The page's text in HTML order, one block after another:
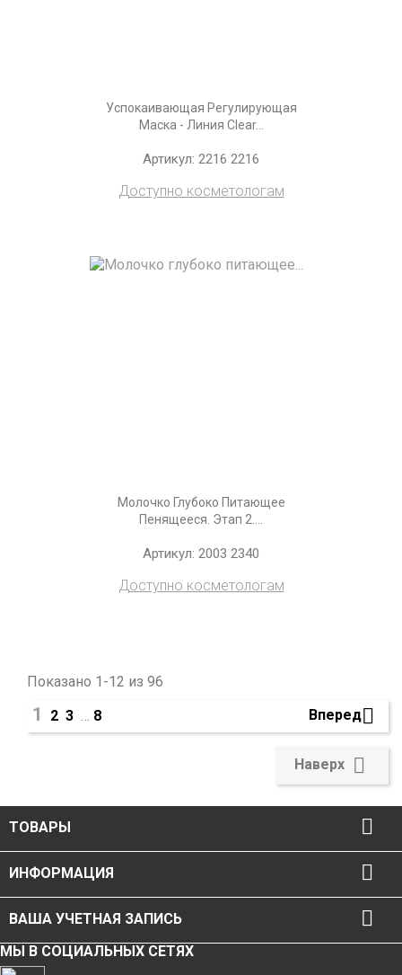
Успокаивающая Регулирующая
Маска - Линия Clear...
Артикул: 2216 2216
Доступно косметологам
Молочко Глубоко Питающее
Пенящееся. Этап 2....
Артикул: 2003 2340
Доступно косметологам
Показано 1-12 из 96
1 2 3 … 8 Вперед
Наверх 
ТОВАРЫ 
ИНФОРМАЦИЯ 
ВАША УЧЕТНАЯ ЗАПИСЬ 
МЫ В СОЦИАЛЬНЫХ СЕТЯХ